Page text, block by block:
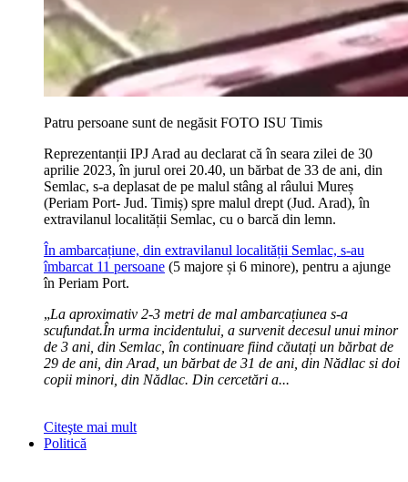
Patru persoane sunt de negăsit FOTO ISU Timis
Reprezentanții IPJ Arad au declarat că în seara zilei de 30
aprilie 2023, în jurul orei 20.40, un bărbat de 33 de ani, din
Semlac, s-a deplasat de pe malul stâng al râului Mureș
(Periam Port- Jud. Timiș) spre malul drept (Jud. Arad), în
extravilanul localității Semlac, cu o barcă din lemn.
În ambarcațiune, din extravilanul localității Semlac, s-au
îmbarcat 11 persoane (5 majore și 6 minore), pentru a ajunge
în Periam Port.
„La aproximativ 2-3 metri de mal ambarcațiunea s-a
scufundat.În urma incidentului, a survenit decesul unui minor
de 3 ani, din Semlac, în continuare fiind căutați un bărbat de
29 de ani, din Arad, un bărbat de 31 de ani, din Nădlac si doi
copii minori, din Nădlac. Din cercetări a...
Citeşte mai mult
Politică